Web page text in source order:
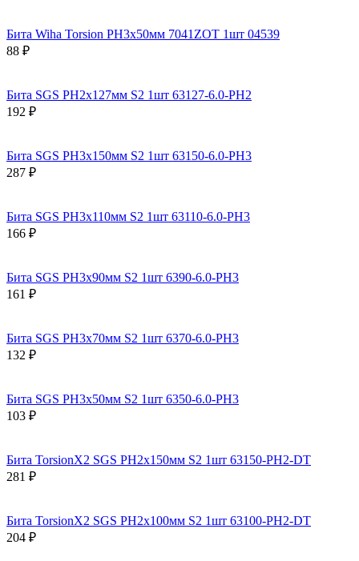
Бита Wiha Torsion PH3х50мм 7041ZOT 1шт 04539
88 ₽
Бита SGS PH2х127мм S2 1шт 63127-6.0-PH2
192 ₽
Бита SGS PH3х150мм S2 1шт 63150-6.0-PH3
287 ₽
Бита SGS PH3х110мм S2 1шт 63110-6.0-PH3
166 ₽
Бита SGS PH3х90мм S2 1шт 6390-6.0-PH3
161 ₽
Бита SGS PH3х70мм S2 1шт 6370-6.0-PH3
132 ₽
Бита SGS PH3х50мм S2 1шт 6350-6.0-PH3
103 ₽
Бита TorsionX2 SGS PH2х150мм S2 1шт 63150-PH2-DT
281 ₽
Бита TorsionX2 SGS PH2х100мм S2 1шт 63100-PH2-DT
204 ₽